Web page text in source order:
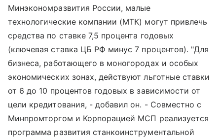
Минэкономразвития России, малые
технологические компании (МТК) могут привлечь
средства по ставке 7,5 процента годовых
(ключевая ставка ЦБ РФ минус 7 процентов). "Для
бизнеса, работающего в моногородах и особых
экономических зонах, действуют льготные ставки
от 6 до 10 процентов годовых в зависимости от
цели кредитования, - добавил он. - Совместно с
Минпромторгом и Корпорацией МСП реализуется
программа развития станкоинструментальной